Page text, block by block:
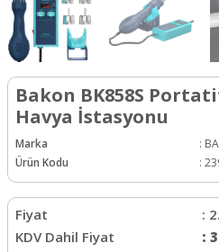
Bakon BK858S
Havya İstasyonu
Marka :
Ürün Kodu
:
Fiyat :
KDV Dahil Fiyat
: